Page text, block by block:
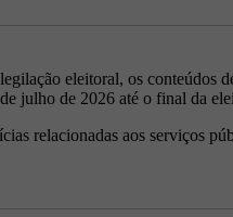
eleitoral, os conteúdos
julho de 2026 até o final da
relacionadas aos serviços